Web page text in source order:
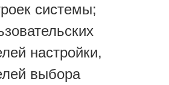
системы;
настройки,
выбора